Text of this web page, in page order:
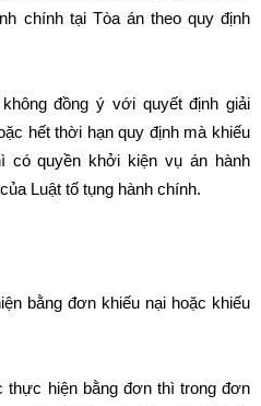
chính tại Tòa án theo quy định
đồng ý với quyết định giải
hết thời hạn quy định mà khiếu
có quyền khởi kiện vụ án hành
Luật tố tụng hành chính.
bằng đơn khiếu nại hoặc khiếu
hiện bằng đơn thì trong đơn